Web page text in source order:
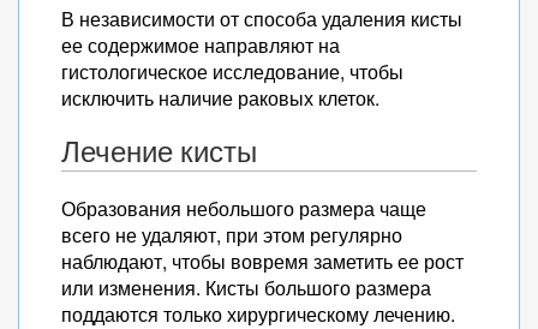
В независимости от способа удаления кисты
ее содержимое направляют на
гистологическое исследование, чтобы
исключить наличие раковых клеток.
Лечение кисты
Образования небольшого размера чаще
всего не удаляют, при этом регулярно
наблюдают, чтобы вовремя заметить ее рост
или изменения. Кисты большого размера
поддаются только хирургическому лечению.